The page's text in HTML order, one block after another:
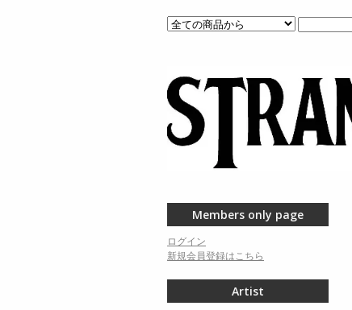
Members only page
ログイン
新規会員登録はこちら
Artist